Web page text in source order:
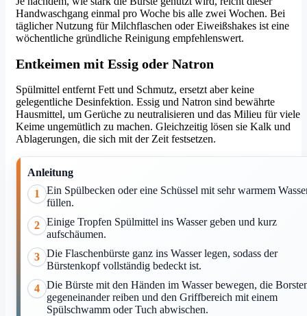
Handwaschgang einmal pro Woche bis alle zwei Wochen. Bei
täglicher Nutzung für Milchflaschen oder Eiweißshakes ist eine
wöchentliche gründliche Reinigung empfehlenswert.
Entkeimen mit Essig oder Natron
Spülmittel entfernt Fett und Schmutz, ersetzt aber keine
gelegentliche Desinfektion. Essig und Natron sind bewährte
Hausmittel, um Gerüche zu neutralisieren und das Milieu für viele
Keime ungemütlich zu machen. Gleichzeitig lösen sie Kalk und
Ablagerungen, die sich mit der Zeit festsetzen.
Anleitung
1
Ein Spülbecken oder eine Schüssel mit sehr warmem
füllen.
2 Einige Tropfen Spülmittel ins Wasser geben und kurz
aufschäumen.
3 Die Flaschenbürste ganz ins Wasser legen, sodass der
Bürstenkopf vollständig bedeckt ist.
4 Die Bürste mit den Händen im Wasser bewegen, die
gegeneinander reiben und den Griffbereich mit einem
Spülschwamm oder Tuch abwischen.